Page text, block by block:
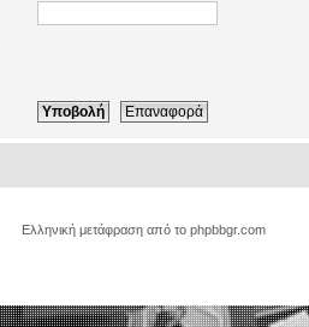
Ελληνική μετάφραση από το phpbbgr.com